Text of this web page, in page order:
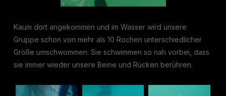
Kaum dort angekommen und im Wasser wird unsere
Gruppe schon von mehr als 10 Rochen unterschiedlicher
Größe umschwommen. Sie schwimmen so nah vorbei, dass
sie immer wieder unsere Beine und Rücken berühren.